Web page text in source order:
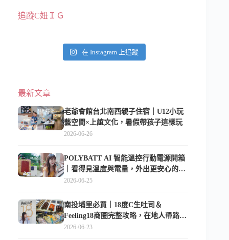
追蹤C妞ＩＧ
在 Instagram 上追蹤
最新文章
老爺會館台北南西親子住宿｜U12小玩
藝空間×上誼文化，暑假帶孩子這樣玩
2026-06-26
POLYBATT AI 智能溫控行動電源開箱
｜看得見溫度與電量，外出更安心的
10000mAh 行動電源
2026-06-25
南投埔里必買｜18度C生吐司＆
Feeling18商圈完整攻略，在地人帶路這
樣逛
2026-06-23